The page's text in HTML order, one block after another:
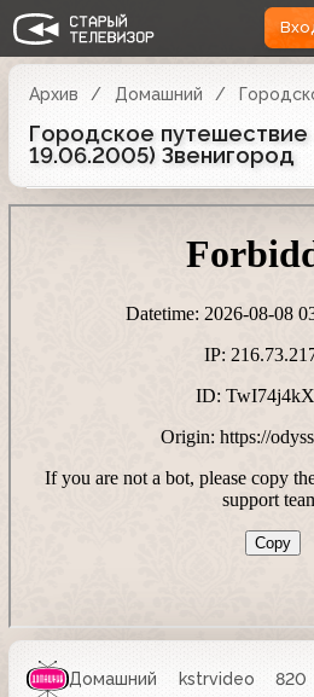
Архив Домашний
Городское
19.06.2005) Звенигород
Домашний kstrvideo
820